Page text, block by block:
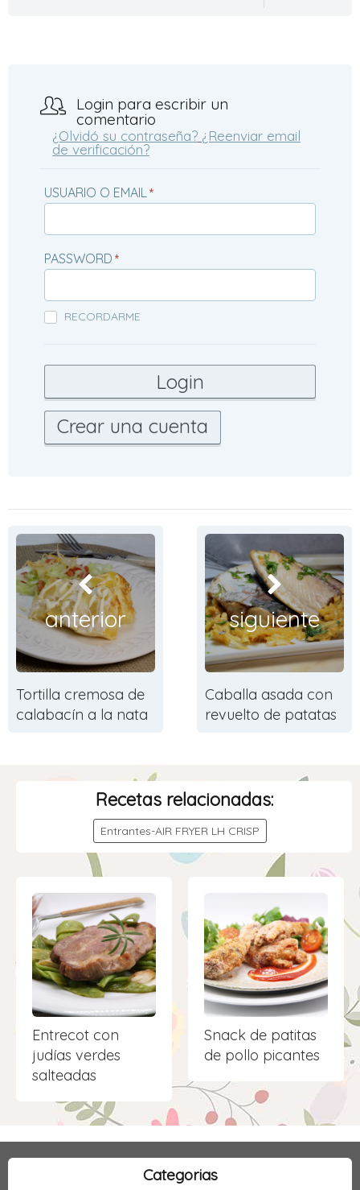
Login para escribir un
comentario
¿Olvidó su contraseña? ¿Reenviar email
de verificación?
USUARIO O EMAIL *
PASSWORD *
RECORDARME
Crear una cuenta
anterior
Tortilla cremosa de
calabacín a la nata
siguiente
Caballa asada con
revuelto de patatas
Recetas relacionadas:
Entrantes-AIR FRYER LH CRISP
Entrecot con
judías verdes
salteadas
Snack de patitas
de pollo picantes
Categorias